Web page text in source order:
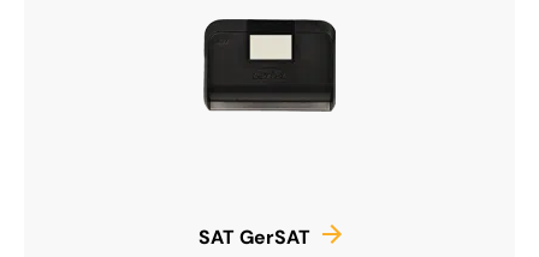
SAT GerSAT